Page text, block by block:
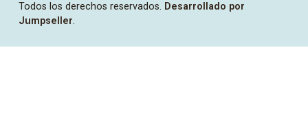
Todos los derechos reservados. Desarrollado por
Jumpseller.